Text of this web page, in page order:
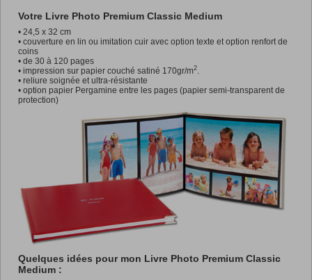
Votre Livre Photo Premium Classic Medium
• 24,5 x 32 cm
• couverture en lin ou imitation cuir avec option texte et option renfort de
coins
• de 30 à 120 pages
• impression sur papier couché satiné 170gr/m2.
• reliure soignée et ultra-résistante
• option papier Pergamine entre les pages (papier semi-transparent de
protection)
Quelques idées pour mon Livre Photo Premium Classic
Medium :